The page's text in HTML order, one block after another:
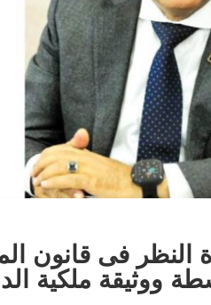
النظر فى قانون
ووثيقة ملكية